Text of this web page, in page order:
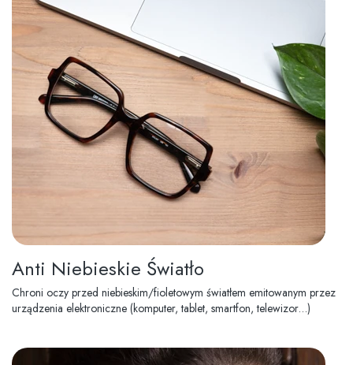
Anti Niebieskie Światło
Chroni oczy przed niebieskim/fioletowym światłem emitowanym przez
urządzenia elektroniczne (komputer, tablet, smartfon, telewizor…)